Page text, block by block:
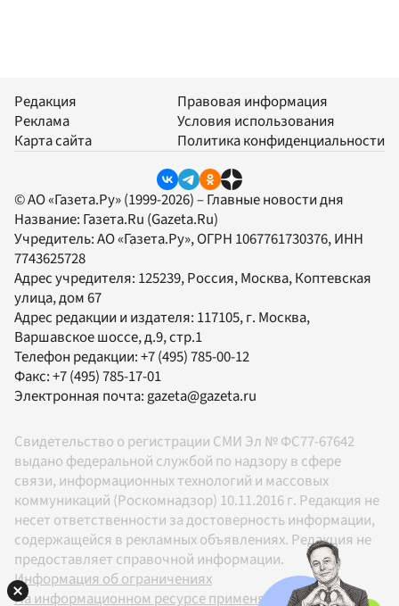
Редакция
Реклама
Карта сайта
Правовая информация
Условия использования
Политика конфиденциальности
© АО «Газета.Ру» (1999-2026) – Главные новости дня
Название: Газета.Ru (Gazeta.Ru)
Учредитель:АО «Газета.Ру», ОГРН 1067761730376, ИНН
7743625728
Адрес учредителя: 125239, Россия, Москва, Коптевская
улица, дом 67
Адрес редакции и издателя: 117105, г. Москва,
Варшавское шоссе, д.9, стр.1
Телефон редакции:+7 (495) 785-00-12
Факс:+7 (495) 785-17-01
Электронная почта:gazeta@gazeta.ru
Свидетельство о регистрации СМИ Эл № ФС77-67642
выдано федеральной службой по надзору в сфере
связи, информационных технологий и массовых
коммуникаций (Роскомнадзор) 10.11.2016 г. Редакция не
несет ответственности за достоверность информации,
содержащейся в рекламных объявлениях. Редакция не
предоставляет справочной информации.
Информация об ограничениях
На информационном ресурсе применяются